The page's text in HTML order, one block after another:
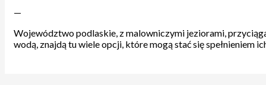
—
Województwo podlaskie, z malowniczymi jeziorami,
wodą, znajdą tu wiele opcji, które mogą stać się spełnieniem